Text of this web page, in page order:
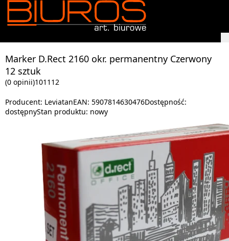
Marker D.Rect 2160 okr. permanentny Czerwony
12 sztuk
(0 opinii)101112
Producent: LeviatanEAN: 5907814630476Dostępność:
dostępnyStan produktu: nowy